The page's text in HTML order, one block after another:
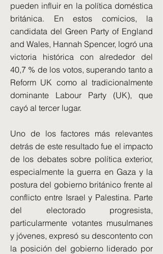
pueden influir en la política doméstica
británica. En estos comicios, la
candidata del Green Party of England
and Wales, Hannah Spencer, logró una
victoria histórica con alrededor del
40,7 % de los votos, superando tanto a
Reform UK como al tradicionalmente
dominante Labour Party (UK), que
cayó al tercer lugar.
Uno de los factores más relevantes
detrás de este resultado fue el impacto
de los debates sobre política exterior,
especialmente la guerra en Gaza y la
postura del gobierno británico frente al
conflicto entre Israel y Palestina. Parte
del electorado progresista,
particularmente votantes musulmanes
y jóvenes, expresó su descontento con
la posición del gobierno liderado por